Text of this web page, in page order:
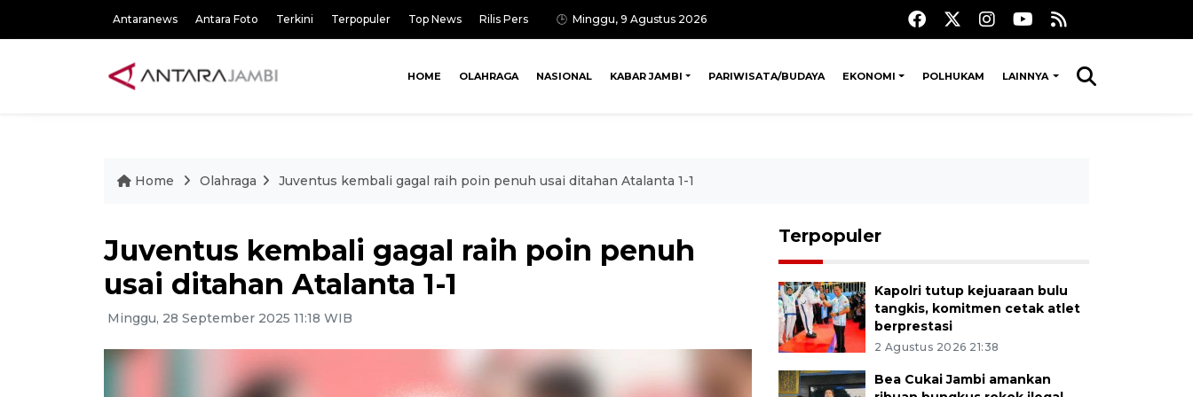
Antaranews Antara Foto Terkini Terpopuler Top News Rilis Pers Minggu, 9 Agustus 2026
HOME OLAHRAGA NASIONAL KABAR JAMBI PARIWISATA/BUDAYA EKONOMI POLHUKAM LAINNYA
Home Olahraga Juventus kembali gagal raih poin penuh usai ditahan Atalanta 1-1
Juventus kembali gagal raih poin penuh
usai ditahan Atalanta 1-1
Minggu, 28 September 2025 11:18 WIB
Terpopuler
Kapolri tutup kejuaraan bulu
tangkis, komitmen cetak atlet
berprestasi
2 Agustus 2026 21:38
Bea Cukai Jambi amankan